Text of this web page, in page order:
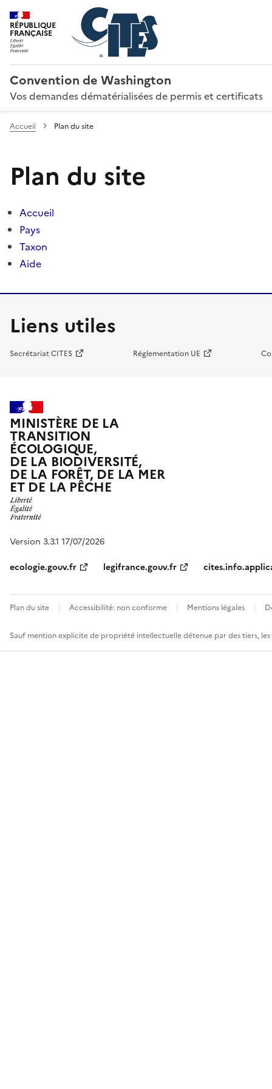
RÉPUBLIQUE
FRANÇAISE
Convention de Washington
Vos demandes dématérialisées de permis et certificats
Accueil Plan du site
Plan du site
Accueil
Pays
Taxon
Aide
Liens utiles
Secrétariat CITES Réglementation UE
MINISTÈRE DE LA
TRANSITION
ÉCOLOGIQUE,
DE LA BIODIVERSITÉ,
DE LA FORÊT, DE LA MER
ET DE LA PÊCHE
Version 3.3.1 17/07/2026
ecologie.gouv.fr
legifrance.gouv.fr
Plan du site Accessibilité: non conforme Mentions légales
Sauf mention explicite de propriété intellectuelle détenue par des tiers,